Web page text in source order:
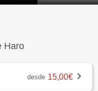
Haro
desde 15,00€